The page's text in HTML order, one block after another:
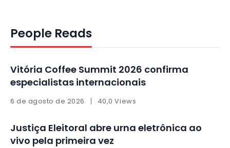
People Reads
Vitória Coffee Summit 2026 confirma
especialistas internacionais
6 de agosto de 2026 40,0 Views
Justiça Eleitoral abre urna eletrônica ao
vivo pela primeira vez